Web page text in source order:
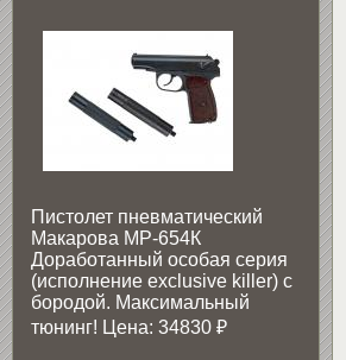
Пистолет пневматический
Макарова МР-654К
Доработанный особая серия
(исполнение exclusive killer) с
бородой. Максимальный
тюнинг! Цена: 34830 ₽